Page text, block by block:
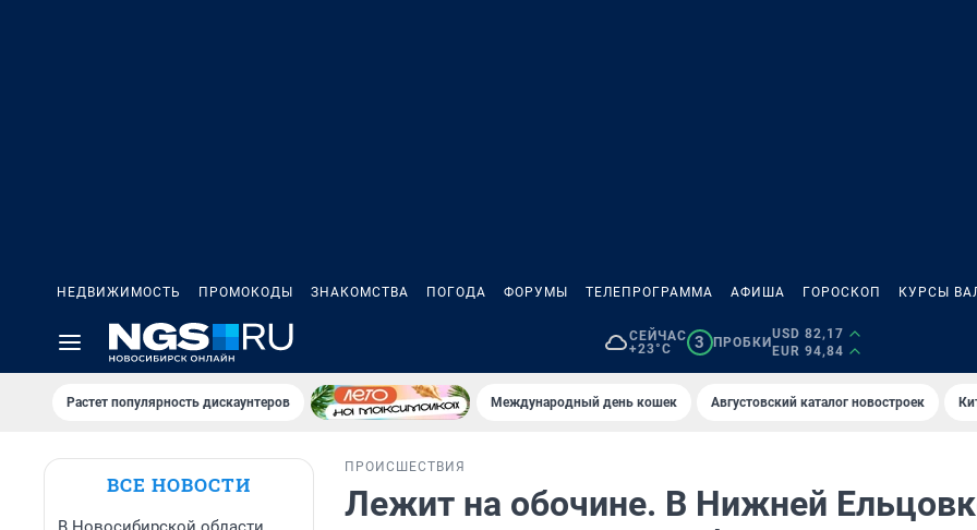
НЕДВИЖИМОСТЬ ПРОМОКОДЫ ЗНАКОМСТВА ПОГОДА ФОРУМЫ ТЕЛЕПРОГРАММА АФИША ГОРОСКОП КУРСЫ
СЕЙЧАС
+23°C
3 ПРОБКИ
USD 82,17
EUR 94,84
Растет популярность дискаунтеров Международный день кошек Августовский каталог новостроек
ВСЕ НОВОСТИ
ПРОИСШЕСТВИЯ
Лежит на обочине. В Нижней